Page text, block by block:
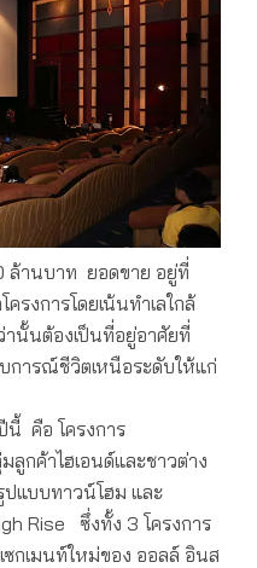
ล้านบาท ยอดขาย อยู่ที่
งการโดยเน้นทำเลใกล้
านั้นต้องเป็นที่อยู่อาศัยที่
การณ์ชีวิตเหนือระดับให้แก่
นี้ คือ โครงการ
กค้าไฮเอนด์และชาวต่าง
แบบทาวน์โฮม และ
Rise ซึ่งทั้ง 3 โครงการ
ซกเมนท์ใหม่ของ ออลล์ อินส